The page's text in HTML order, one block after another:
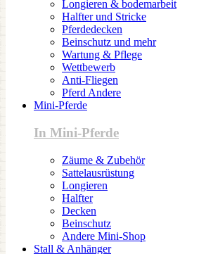
Longieren & bodemarbeit
Halfter und Stricke
Pferdedecken
Beinschutz und mehr
Wartung & Pflege
Wettbewerb
Anti-Fliegen
Pferd Andere
Mini-Pferde
In Mini-Pferde
Zäume & Zubehör
Sattelausrüstung
Longieren
Halfter
Decken
Beinschutz
Andere Mini-Shop
Stall & Anhänger